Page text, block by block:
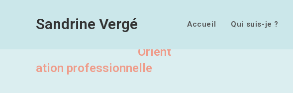
Sandrine Vergé Accueil Qui suis-je ?
Orient
ation professionnelle